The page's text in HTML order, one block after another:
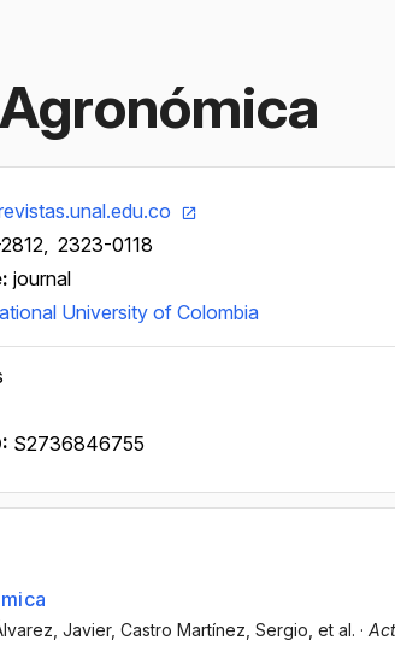
2323-0118
journal
University of Colombia
S2736846755
Javier, Castro Martínez, Sergio , et al. ·